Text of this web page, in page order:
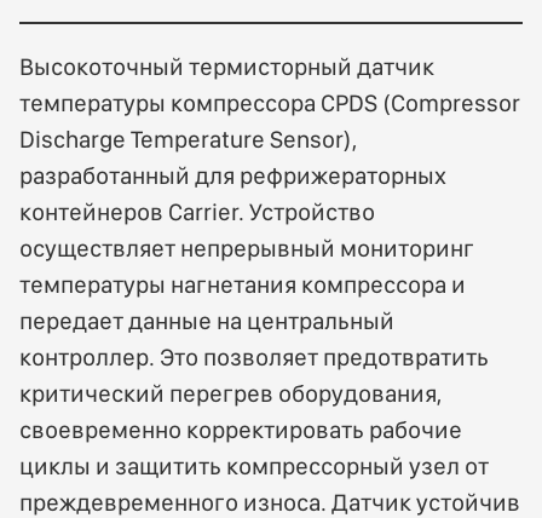
Высокоточный термисторный датчик
температуры компрессора CPDS (Compressor
Discharge Temperature Sensor),
разработанный для рефрижераторных
контейнеров Carrier. Устройство
осуществляет непрерывный мониторинг
температуры нагнетания компрессора и
передает данные на центральный
контроллер. Это позволяет предотвратить
критический перегрев оборудования,
своевременно корректировать рабочие
циклы и защитить компрессорный узел от
преждевременного износа. Датчик устойчив